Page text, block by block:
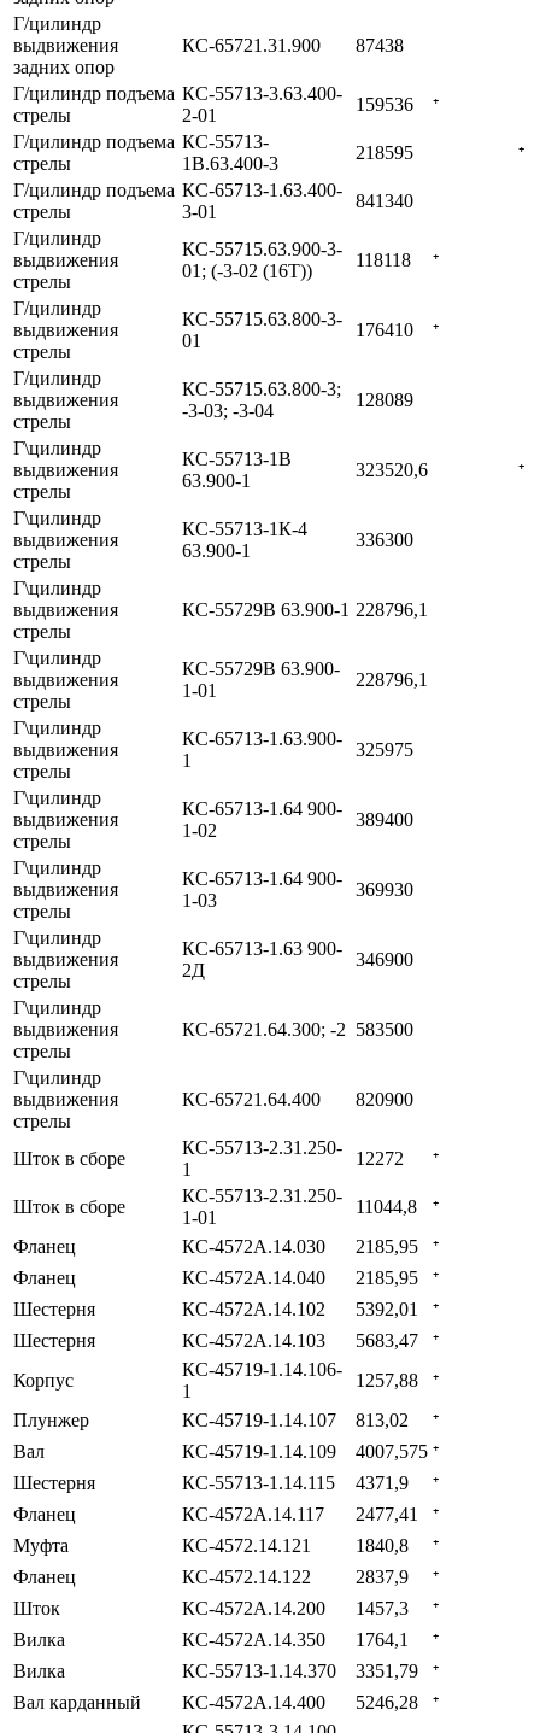
Г/цилиндр
выдвижения
задних опор
КС-65721.31.900 87438
Г/цилиндр подъема
стрелы
КС-55713-3.63.400-
2-01
159536
⁺
Г/цилиндр подъема
стрелы
КС-55713-
1В.63.400-3
218595
⁺
Г/цилиндр подъема
стрелы
КС-65713-1.63.400-
3-01
841340
Г/цилиндр
выдвижения
стрелы
КС-55715.63.900-3-
01; (-3-02 (16Т))
118118 ⁺
Г/цилиндр
выдвижения
стрелы
КС-55715.63.800-3-
01
176410 ⁺
Г/цилиндр
выдвижения
стрелы
КС-55715.63.800-3;
-3-03; -3-04
128089
Г\цилиндр
выдвижения
стрелы
КС-55713-1В
63.900-1
323520,6 ⁺
Г\цилиндр
выдвижения
стрелы
КС-55713-1К-4
63.900-1
336300
Г\цилиндр
выдвижения
стрелы
КС-55729В 63.900-1 228796,1
Г\цилиндр
выдвижения
стрелы
КС-55729В 63.900-
1-01
228796,1
Г\цилиндр
выдвижения
стрелы
КС-65713-1.63.900-
1
325975
Г\цилиндр
выдвижения
стрелы
КС-65713-1.64 900-
1-02
389400
Г\цилиндр
выдвижения
стрелы
КС-65713-1.64 900-
1-03
369930
Г\цилиндр
выдвижения
стрелы
КС-65713-1.63 900-
2Д
346900
Г\цилиндр
выдвижения
стрелы
КС-65721.64.300; -2 583500
Г\цилиндр
выдвижения
стрелы
КС-65721.64.400 820900
Шток в сборе
КС-55713-2.31.250-
1
12272 ⁺
Шток в сборе
КС-55713-2.31.250-
1-01
11044,8
⁺
Фланец
КС-4572А.14.030 2185,95
⁺
Фланец
КС-4572А.14.040 2185,95
⁺
Шестерня
КС-4572А.14.102 5392,01
⁺
Шестерня
КС-4572А.14.103 5683,47
⁺
Корпус
КС-45719-1.14.106-
1
1257,88
⁺
Плунжер
КС-45719-1.14.107 813,02
⁺
Вал
КС-45719-1.14.109 4007,575 ⁺
Шестерня
КС-55713-1.14.115 4371,9
⁺
Фланец
КС-4572А.14.117 2477,41
⁺
Муфта
КС-4572.14.121 1840,8
⁺
Фланец
КС-4572.14.122 2837,9
⁺
Шток
КС-4572А.14.200 1457,3
⁺
Вилка
КС-4572А.14.350 1764,1
⁺
Вилка
КС-55713-1.14.370 3351,79
⁺
Вал карданный
КС-4572А.14.400 5246,28
⁺